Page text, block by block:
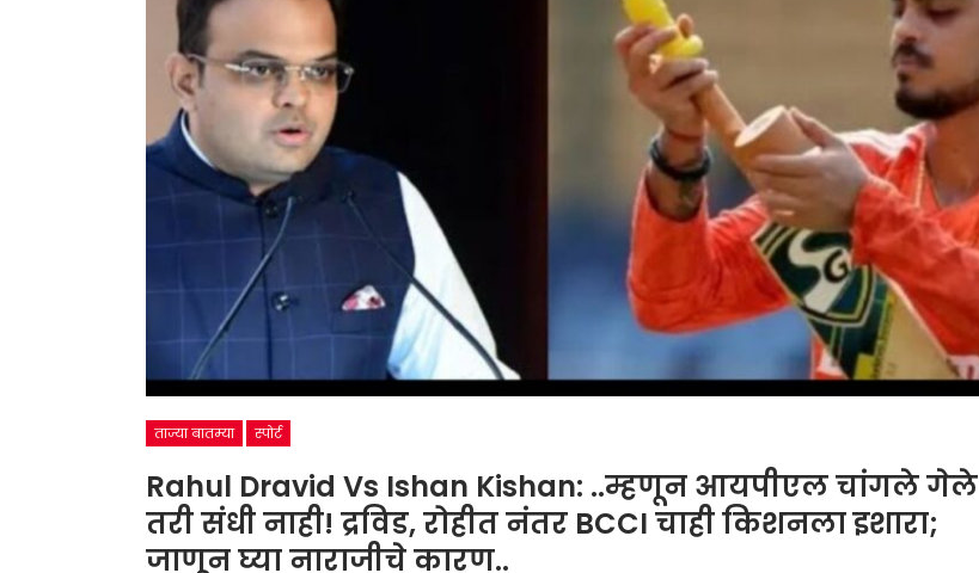
ताज्या बातम्या स्पोर्ट
Rahul Dravid Vs Ishan Kishan: ..म्हणून आयपीएल चांगले गेले
तरी संधी नाही! द्रविड, रोहीत नंतर BCCI चाही किशनला इशारा;
जाणून घ्या नाराजीचे कारण..